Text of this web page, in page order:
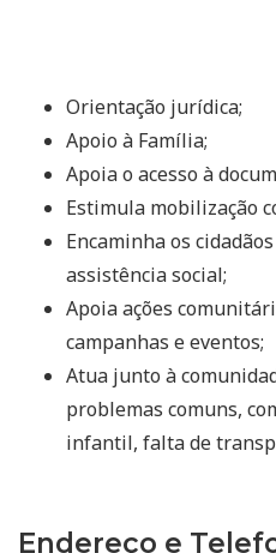
Orientação jurídica;
Apoio à Família;
Apoia o acesso à
Estimula mobilização
Encaminha os
assistência social;
Apoia ações
campanhas e eventos;
Atua junto à
problemas comuns,
infantil, falta de
Endereço e